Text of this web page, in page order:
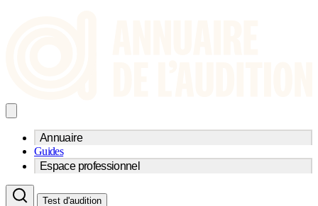
Annuaire
Trouvez un professionnel de l'audition
Centre d'audioprothèse
Médecins ORL & Phoniatres
Guides
Espace professionnel
Acteurs et services
Test d'audition